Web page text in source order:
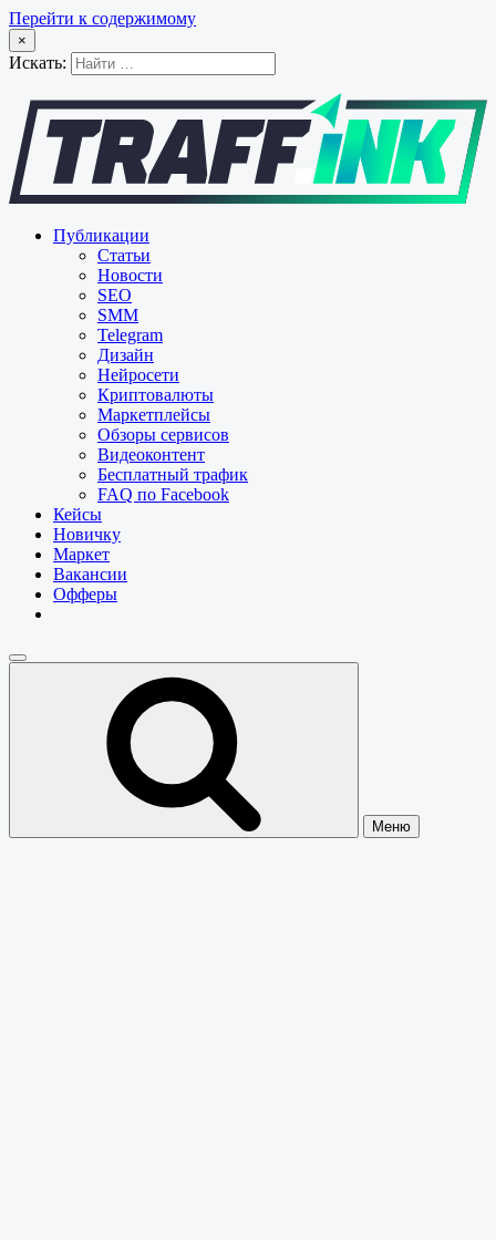
Перейти к содержимому
×
Искать:
Публикации
Статьи
Новости
SEO
SMM
Telegram
Дизайн
Нейросети
Криптовалюты
Маркетплейсы
Обзоры сервисов
Видеоконтент
Бесплатный трафик
FAQ по Facebook
Кейсы
Новичку
Маркет
Вакансии
Офферы
Меню